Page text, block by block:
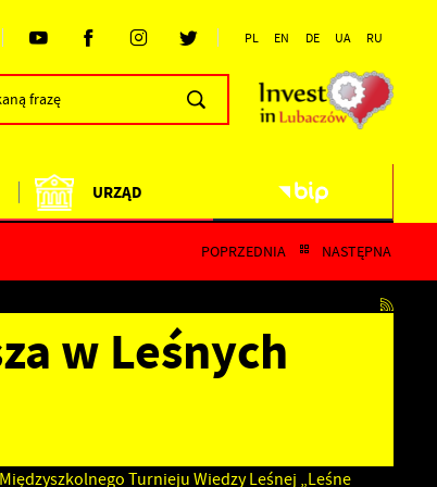
PL EN DE UA RU
URZĄD
POPRZEDNIA NASTĘPNA
w Leśnych
Turnieju Wiedzy Leśnej „Leśne